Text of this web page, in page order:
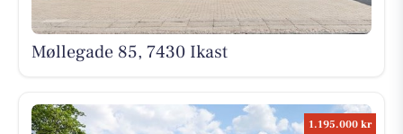
Møllegade 85, 7430 Ikast
1.195.000 kr